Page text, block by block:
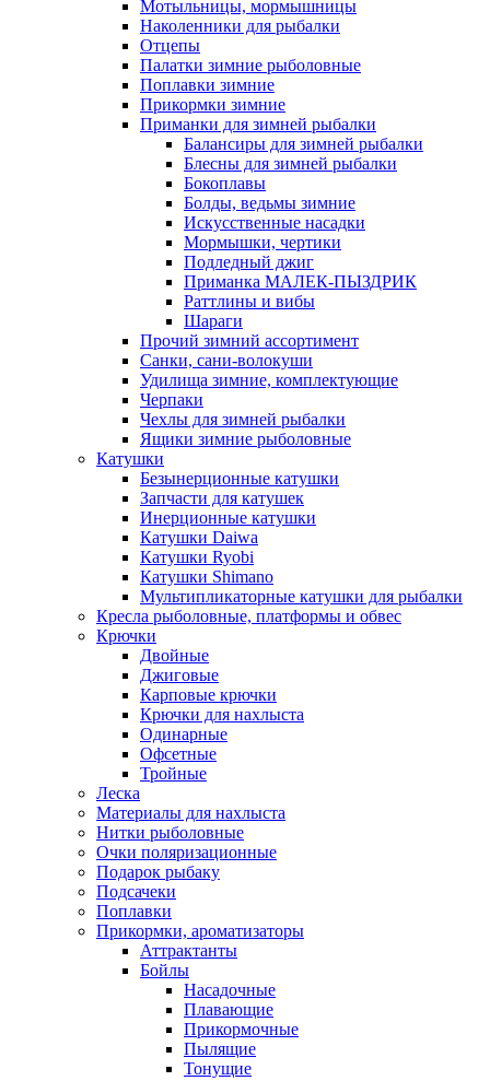
Мотыльницы, мормышницы
Наколенники для рыбалки
Отцепы
Палатки зимние рыболовные
Поплавки зимние
Прикормки зимние
Приманки для зимней рыбалки
Балансиры для зимней рыбалки
Блесны для зимней рыбалки
Бокоплавы
Болды, ведьмы зимние
Искусственные насадки
Мормышки, чертики
Подледный джиг
Приманка МАЛЕК-ПЫЗДРИК
Раттлины и вибы
Шараги
Прочий зимний ассортимент
Санки, сани-волокуши
Удилища зимние, комплектующие
Черпаки
Чехлы для зимней рыбалки
Ящики зимние рыболовные
Катушки
Безынерционные катушки
Запчасти для катушек
Инерционные катушки
Катушки Daiwa
Катушки Ryobi
Катушки Shimano
Мультипликаторные катушки для рыбалки
Кресла рыболовные, платформы и обвес
Крючки
Двойные
Джиговые
Карповые крючки
Крючки для нахлыста
Одинарные
Офсетные
Тройные
Леска
Материалы для нахлыста
Нитки рыболовные
Очки поляризационные
Подарок рыбаку
Подсачеки
Поплавки
Прикормки, ароматизаторы
Аттрактанты
Бойлы
Насадочные
Плавающие
Прикормочные
Пылящие
Тонущие